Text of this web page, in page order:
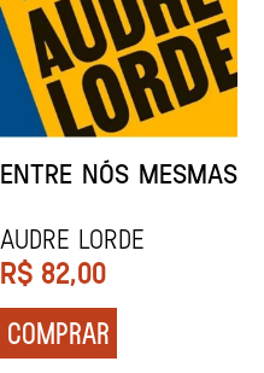
ENTRE NÓS MESMAS
Audre Lorde
R$ 82,00
COMPRAR